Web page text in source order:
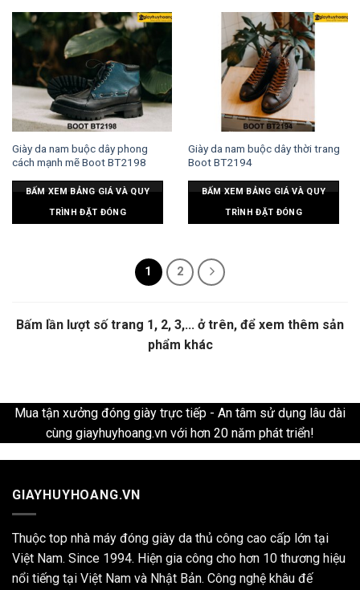
Giày da nam buộc dây phong
cách mạnh mẽ Boot BT2198
BẤM XEM BẢNG GIÁ VÀ QUY
TRÌNH ĐẶT ĐÓNG
Giày da nam buộc dây thời trang
Boot BT2194
BẤM XEM BẢNG GIÁ VÀ QUY
TRÌNH ĐẶT ĐÓNG
1 2
Bấm lần lượt số trang 1, 2, 3,... ở trên, để xem thêm sản
phẩm khác
Mua tận xưởng đóng giày trực tiếp - An tâm sử dụng lâu dài
cùng giayhuyhoang.vn với hơn 20 năm phát triển!
GIAYHUYHOANG.VN
Thuộc top nhà máy đóng giày da thủ công cao cấp lớn tại
Việt Nam. Since 1994. Hiện gia công cho hơn 10 thương hiệu
nổi tiếng tại Việt Nam và Nhật Bản. Công nghệ khâu đế